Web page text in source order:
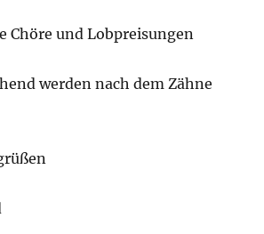
Chöre und Lobpreisungen
werden nach dem Zähne